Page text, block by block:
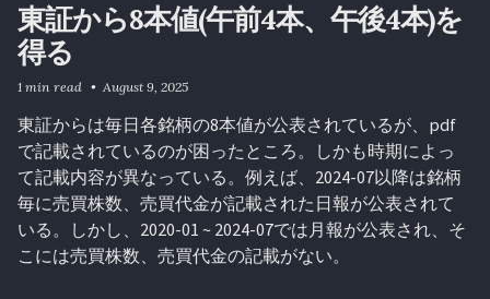
東証から8本値(午前4本、午後4本)を
得る
東証からは毎日各銘柄の8本値が公表されているが、pdf
で記載されているのが困ったところ。しかも時期によっ
て記載内容が異なっている。例えば、2024-07以降は銘柄
毎に売買株数、売買代金が記載された日報が公表されて
いる。しかし、2020-01 ~ 2024-07では月報が公表され、そ
こには売買株数、売買代金の記載がない。
1 min read August 9, 2025